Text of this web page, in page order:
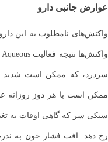
عوارض جانبی دارو
واکنش‌های نامطلوب به این
سردرد، که ممکن است شدید
ممکن است با هر دوز روزانه
سبکی سر که گاهی اوقات به
رخ دهد. افت فشار خون به